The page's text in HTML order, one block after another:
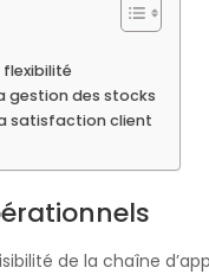
gestion des stocks
satisfaction client
de la chaîne